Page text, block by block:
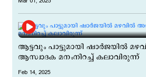
ആട്ടവും പാട്ടുമായി ഷാര്‍ജയില്‍
ആസ്വാദക മനംനിറച്ച് കലാവിരുന്ന്
Feb 14, 2025